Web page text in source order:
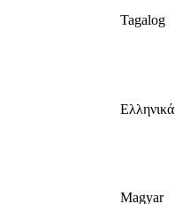
Tagalog
Ελληνικά
Magyar